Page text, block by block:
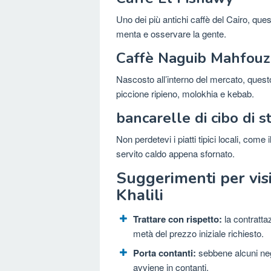
Uno dei più antichi caffè del Cairo,
menta e osservare la gente.
Caffè Naguib Mahfouz
Nascosto all’interno del mercato,
piccione ripieno, molokhia e kebab.
bancarelle di cibo di
Non perdetevi i piatti tipici locali, come
servito caldo appena sfornato.
Suggerimenti per
Khalili
Trattare con rispetto: la
metà del prezzo iniziale richiesto.
Porta contanti: sebbene alcuni
avviene in contanti.